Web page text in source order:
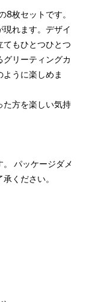
8枚セットです。
れます。デザイ
てもひとつひとつ
グリーティングカ
うに楽しめま
た方を楽しい気持
パッケージダメ
ください。